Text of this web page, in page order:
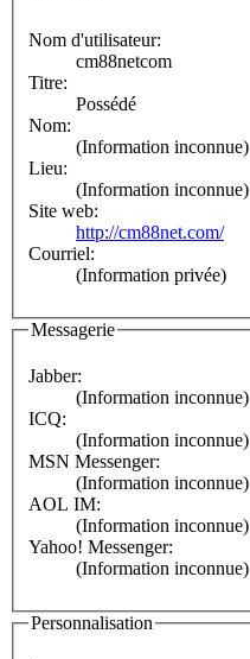
Nom d'utilisateur:
cm88netcom
Titre:
Possédé
Nom:
(Information inconnue)
Lieu:
(Information inconnue)
Site web:
http://cm88net.com/
Courriel:
(Information privée)
Messagerie
Jabber:
(Information inconnue)
ICQ:
(Information inconnue)
MSN Messenger:
(Information inconnue)
AOL IM:
(Information inconnue)
Yahoo! Messenger:
(Information inconnue)
Personnalisation